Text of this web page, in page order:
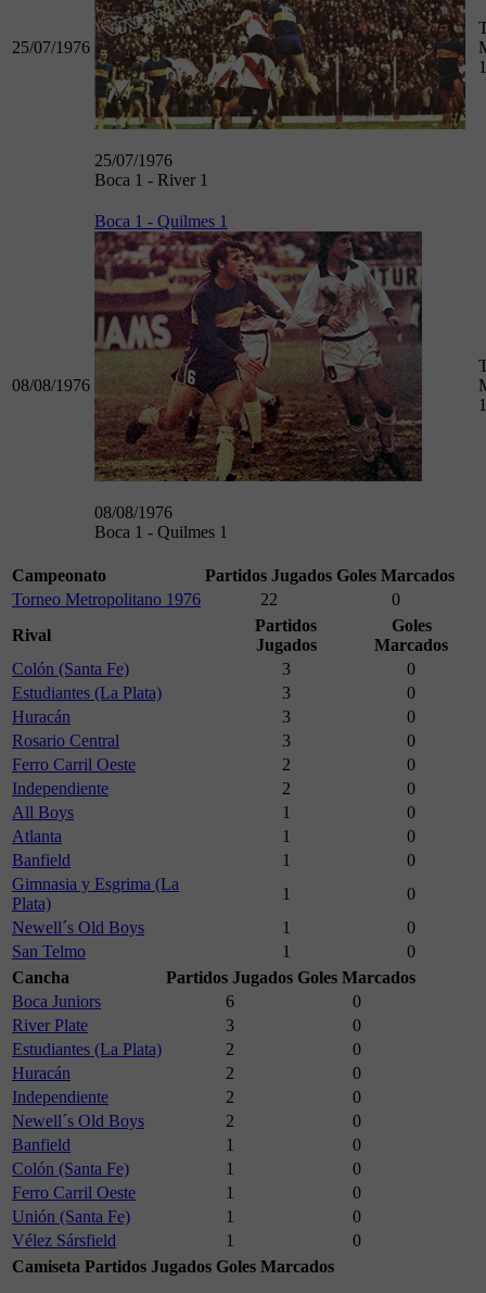
25/07/1976
25/07/1976
Boca 1 - River 1
08/08/1976
Boca 1 - Quilmes 1
08/08/1976
Boca 1 - Quilmes 1
Campeonato Partidos Jugados Goles Marcados
Torneo Metropolitano 1976
22
0
Rival
Partidos
Jugados
Goles
Marcados
Colón (Santa Fe)
3
0
Estudiantes (La Plata)
3
0
Huracán
3
0
Rosario Central
3
0
Ferro Carril Oeste
2
0
Independiente
2
0
All Boys
1
0
Atlanta
1
0
Banfield
1
0
Gimnasia y Esgrima (La
Plata)
1
0
Newell´s Old Boys
1
0
San Telmo
1
0
Cancha
Partidos Jugados Goles Marcados
Boca Juniors
6
0
River Plate
3
0
Estudiantes (La Plata)
2
0
Huracán
2
0
Independiente
2
0
Newell´s Old Boys
2
0
Banfield
1
0
Colón (Santa Fe)
1
0
Ferro Carril Oeste
1
0
Unión (Santa Fe)
1
0
Vélez Sársfield
1
0
Camiseta Partidos Jugados Goles Marcados